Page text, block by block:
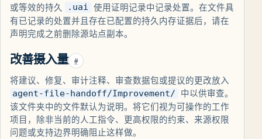
或等效的持久 .uai
使用证明记录中记录处置。在文件具
有已记录的处置并且存在已配置的持久内存证据后，请在
声明完成之前删除源站点副本。
改善摄入量 #
将建议、修复、审计注释、审查数据包或提议的更改放入
agent-file-handoff/Improvement/
中以供审查。
该文件夹中的文件默认为说明。将它们视为可操作的工作
项目，除非当前的人工指令、更高权限的约束、来源权限
问题或支持边界明确阻止这样做。